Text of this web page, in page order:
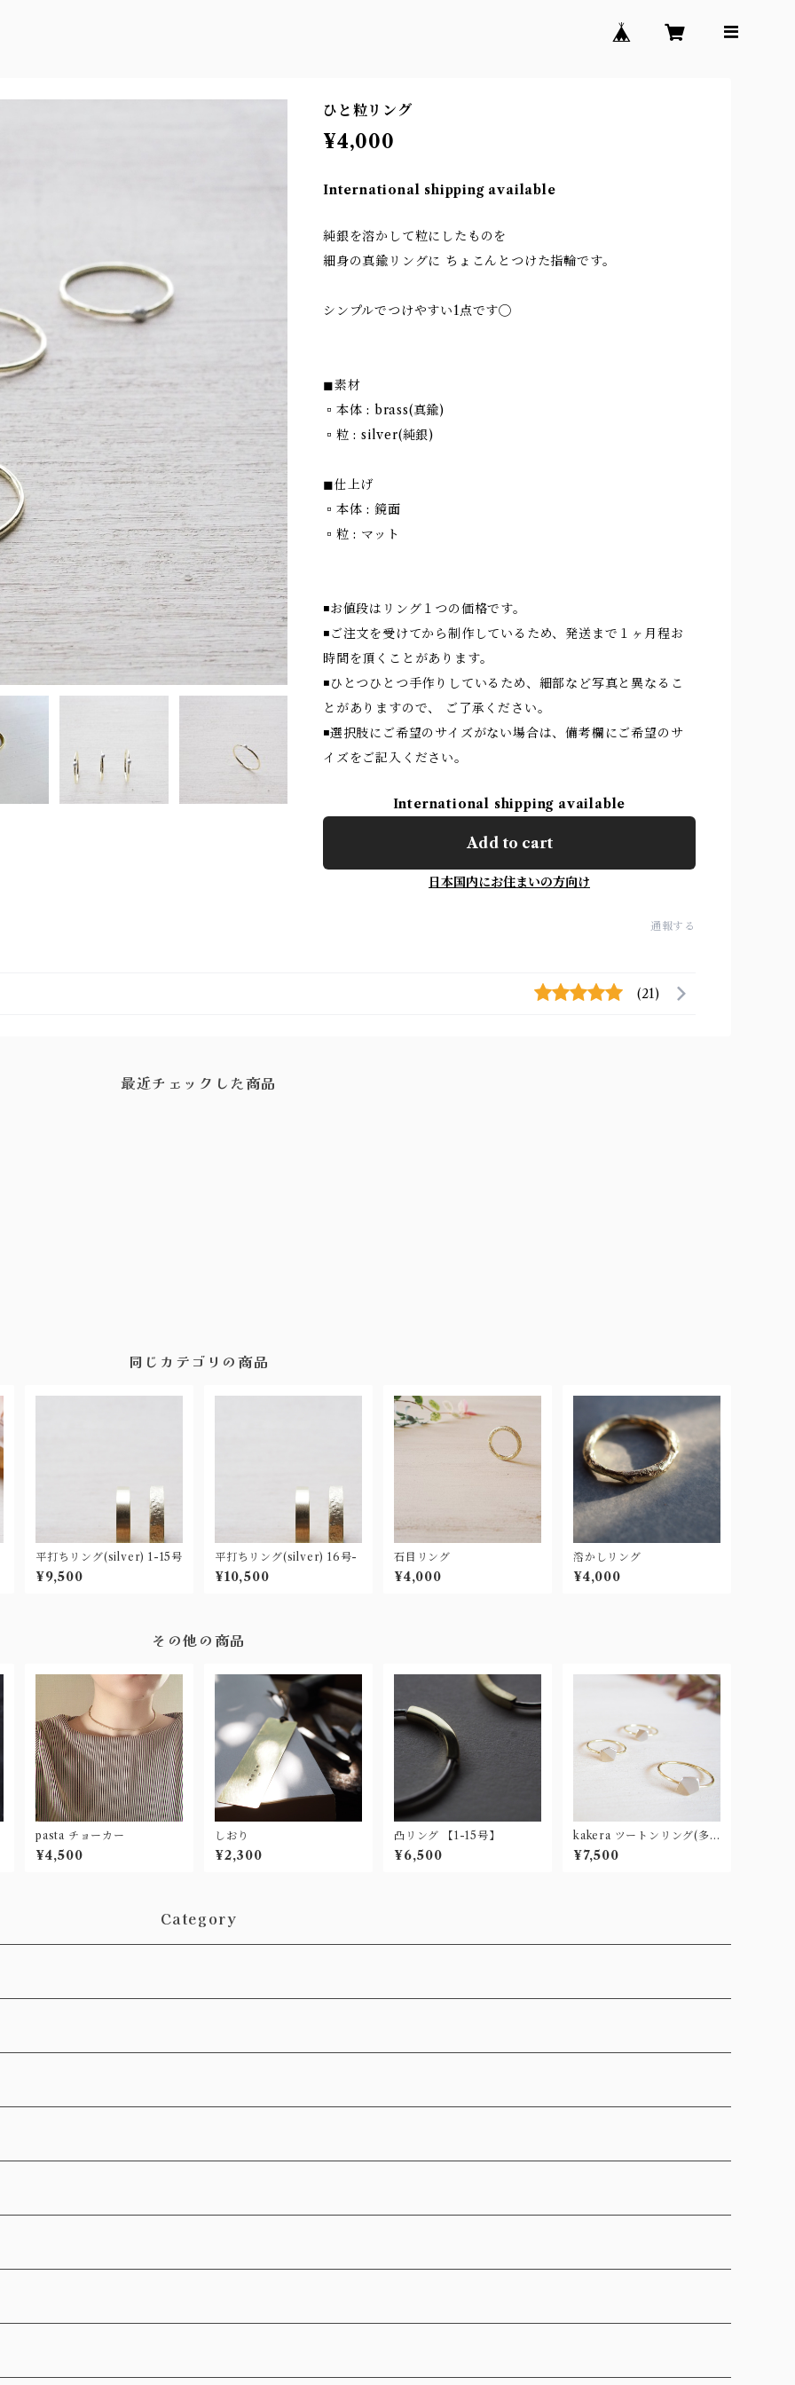
ひと粒リング
¥4,000
International shipping available
純銀を溶かして粒にしたものを
細身の真鍮リングに ちょこんとつけた指輪です。
シンプルでつけやすい1点です◯
◼︎素材
▫︎本体 : brass(真鍮)
▫︎粒 : silver(純銀)
◼︎仕上げ
▫︎本体 : 鏡面
▫︎粒 : マット
◾️お値段はリング１つの価格です。
◾️ご注文を受けてから制作しているため、発送まで１ヶ月程お
時間を頂くことがあります。
◾️ひとつひとつ手作りしているため、細部など写真と異なるこ
とがありますので、 ご了承ください。
◾️選択肢にご希望のサイズがない場合は、備考欄にご希望のサ
イズをご記入ください。
International shipping available
Add to cart
日本国内にお住まいの方向け
通報する
(21)
最近チェックした商品
同じカテゴリの商品
平打ちリング(silver) 1-15号
¥9,500
平打ちリング(silver) 16号-
¥10,500
石目リング
¥4,000
溶かしリング
¥4,000
その他の商品
pasta チョーカー
¥4,500
しおり
¥2,300
凸リング 【1-15号】
¥6,500
kakera ツートンリング(多
角)
¥7,500
Category